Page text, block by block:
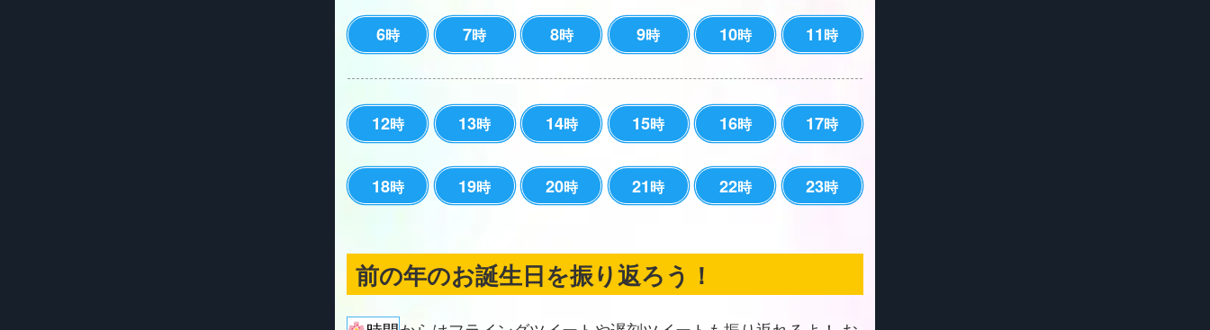
6時 7時 8時 9時 10時 11時
12時 13時 14時 15時 16時 17時
18時 19時 20時 21時 22時 23時
前の年のお誕生日を振り返ろう！